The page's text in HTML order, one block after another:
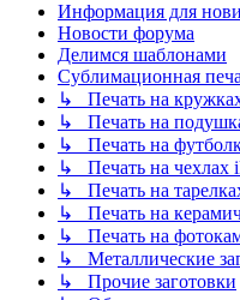
Информация для
Новости форума
Делимся шаблонами
Сублимационная
↳ Печать на
↳ Печать на
↳ Печать на
↳ Печать на чехлах
↳ Печать на
↳ Печать на
↳ Печать на
↳ Металлические
↳ Прочие заготовки